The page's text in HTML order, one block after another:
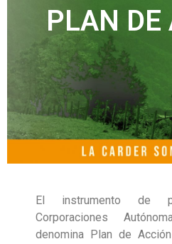
PLAN DE
El instrumento de
Corporaciones
denomina Plan de